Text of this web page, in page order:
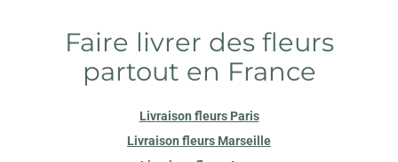
Faire livrer des fleurs
partout en France
Livraison fleurs Paris
Livraison fleurs Marseille